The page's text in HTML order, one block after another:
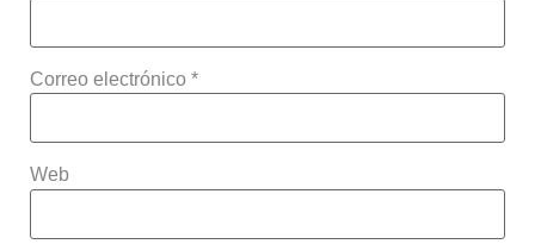
Correo electrónico *
Web